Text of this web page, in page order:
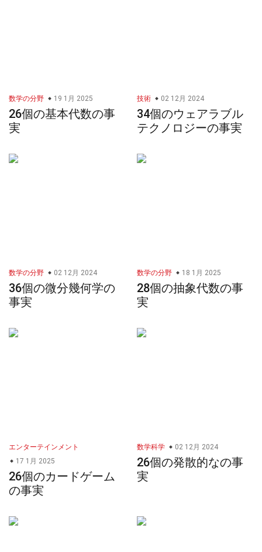
数学の分野 19 1月 2025
26個の基本代数の事
実
技術 02 12月 2024
34個のウェアラブル
テクノロジーの事実
数学の分野 02 12月 2024
36個の微分幾何学の
事実
数学の分野 18 1月 2025
28個の抽象代数の事
実
エンターテインメント
17 1月 2025
26個のカードゲーム
の事実
数学科学 02 12月 2024
26個の発散的なの事
実